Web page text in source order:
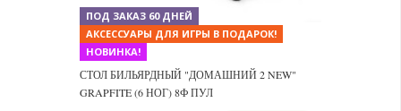
ПОД ЗАКАЗ 60 ДНЕЙ
АКСЕССУАРЫ ДЛЯ ИГРЫ В ПОДАРОК!
НОВИНКА!
СТОЛ БИЛЬЯРДНЫЙ "ДОМАШНИЙ 2 NEW"
GRAPFITE (6 НОГ) 8Ф ПУЛ